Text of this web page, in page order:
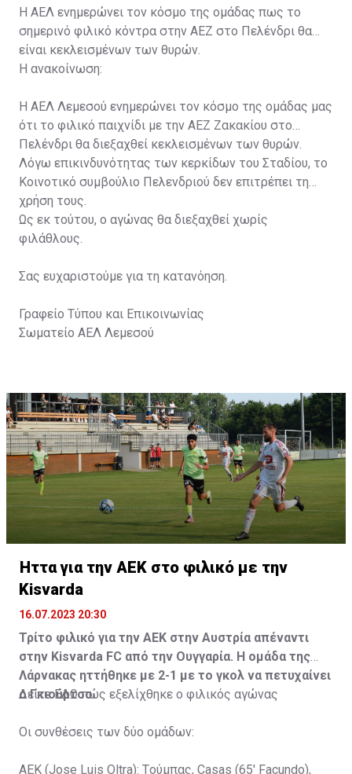
Η ΑΕΛ ενημερώνει τον κόσμο της ομάδας πως το
σημερινό φιλικό κόντρα στην ΑΕΖ στο Πελένδρι θα
είναι κεκλεισμένων των θυρών.
Η ανακοίνωση:
Η ΑΕΛ Λεμεσού ενημερώνει τον κόσμο της ομάδας μας
ότι το φιλικό παιχνίδι με την ΑΕΖ Ζακακίου στο
Πελένδρι θα διεξαχθεί κεκλεισμένων των θυρών.
Λόγω επικινδυνότητας των κερκίδων του Σταδίου, το
Κοινοτικό συμβούλιο Πελενδριού δεν επιτρέπει τη
χρήση τους.
Ως εκ τούτου, ο αγώνας θα διεξαχθεί χωρίς
φιλάθλους.
Σας ευχαριστούμε για τη κατανόηση.
Γραφείο Τύπου και Επικοινωνίας
Σωματείο ΑΕΛ Λεμεσού
Ήττα για την ΑΕΚ στο φιλικό με την
Kisvarda
16.07.2023 20:30
Τρίτο φιλικό για την ΑΕΚ στην Αυστρία απέναντι
στην Kisvarda FC από την Ουγγαρία. Η ομάδα της
Λάρνακας ηττήθηκε με 2-1 με το γκολ να πετυχαίνει
ο Γκιούρτσο.
ΔείτεΕΔΩπώς εξελίχθηκε ο φιλικός αγώνας
Οι συνθέσεις των δύο ομάδων:
ΑΕΚ (Jose Luis Oltra): Tούμπας, Casas (65' Facundo),